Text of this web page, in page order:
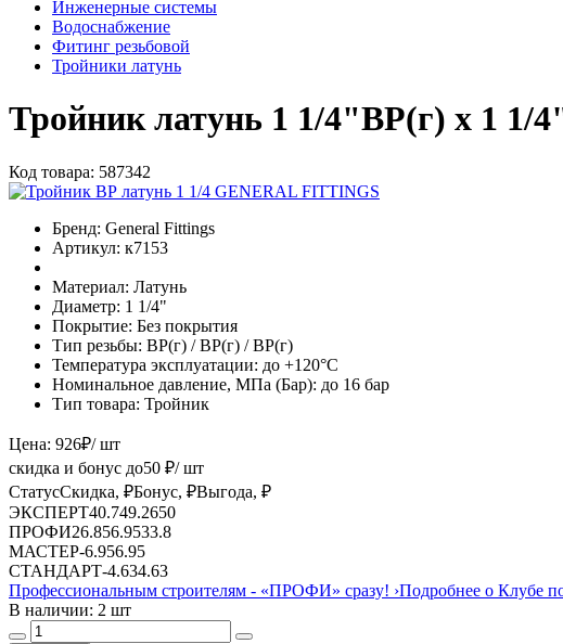
Инженерные системы
Водоснабжение
Фитинг резьбовой
Тройники латунь
Тройник латунь 1 1/4"ВР(г) х 1
Код товара: 587342
Бренд: General Fittings
Артикул: к7153
Материал: Латунь
Диаметр: 1 1/4"
Покрытие: Без покрытия
Тип резьбы: ВР(г) / ВР(г) / ВР(г)
Температура эксплуатации: до +120°С
Номинальное давление, МПа (Бар): до 16 бар
Тип товара: Тройник
Цена: 926₽/ шт
скидка и бонус до50 ₽/ шт
СтатусСкидка, ₽Бонус, ₽Выгода, ₽
ЭКСПЕРТ40.749.2650
ПРОФИ26.856.9533.8
МАСТЕР-6.956.95
СТАНДАРТ-4.634.63
Профессиональным строителям - «ПРОФИ» сразу! ›Подробнее о Клубе
В наличии: 2 шт